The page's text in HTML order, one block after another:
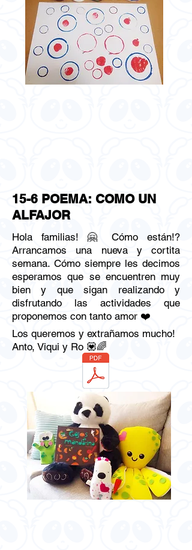
15-6 POEMA: COMO UN
ALFAJOR
Hola familias! 🤗 Cómo están!?
Arrancamos una nueva y cortita
semana. Cómo siempre les decimos
esperamos que se encuentren muy
bien y que sigan realizando y
disfrutando las actividades que
proponemos con tanto amor ❤️
Los queremos y extrañamos mucho!
Anto, Viqui y Ro 💟🌈